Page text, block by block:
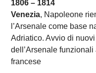
1806 – 1814
Venezia, Napoleone
l’Arsenale come base
Adriatico. Avvio di
dell’Arsenale
francese